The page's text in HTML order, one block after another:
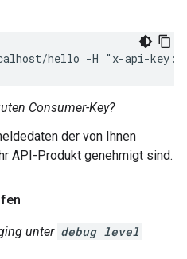
hello -H "x-api-key:
Consumer-Key?
der von Ihnen
API-Produkt genehmigt sind.
unter debug level